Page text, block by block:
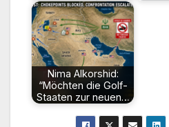
Nima Alkorshid:
“Möchten die Golf-
Staaten zur neuen…